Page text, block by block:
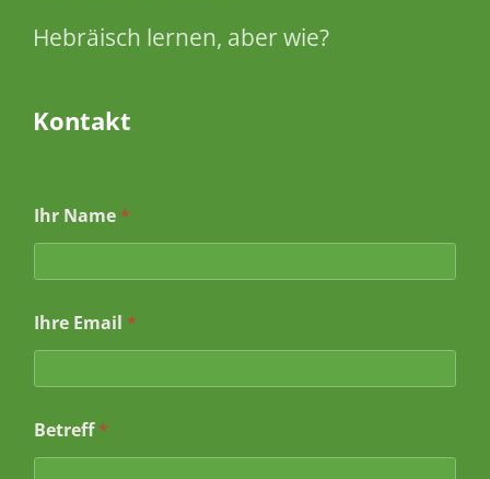
Hebräisch lernen, aber wie?
Kontakt
Ihr Name *
a
m
I
r
I
Ihre Email *
Betreff*